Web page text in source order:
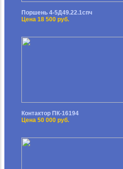
Поршень 4-5Д49.22.1спч
Цена 18 500 руб.
Контактор ПК-16194
Цена 50 000 руб.